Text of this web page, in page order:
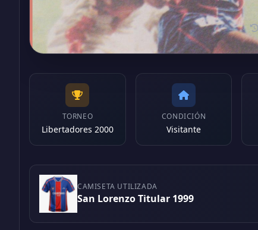
TORNEO
Libertadores 2000
CONDICIÓN
Visitante
CAMISETA UTILIZADA
San Lorenzo Titular 1999